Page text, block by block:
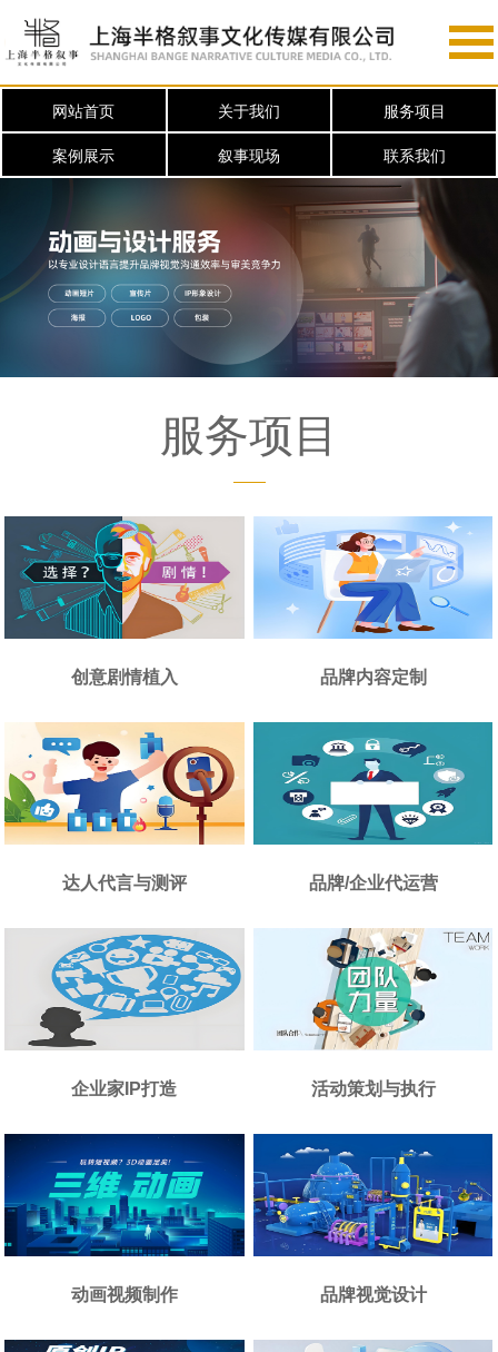
网站首页 关于我们 服务项目
案例展示 叙事现场 联系我们
服务项目
创意剧情植入 品牌内容定制
达人代言与测评 品牌/企业代运营
企业家IP打造 活动策划与执行
动画视频制作 品牌视觉设计